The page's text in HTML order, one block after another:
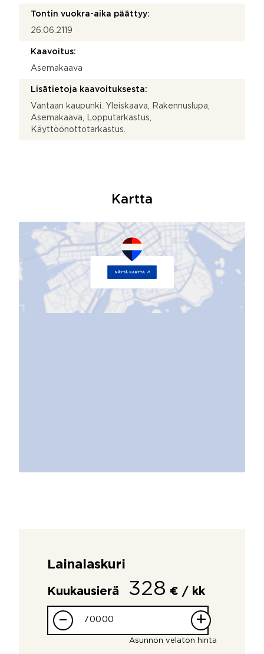
Tontin vuokra-aika päättyy:
26.06.2119
Kaavoitus:
Asemakaava
Lisätietoja kaavoituksesta:
Vantaan kaupunki. Yleiskaava, Rakennuslupa,
Asemakaava, Lopputarkastus,
Käyttöönottotarkastus.
Kartta
Lainalaskuri
Kuukausierä 328 € / kk
– +
Asunnon velaton hinta